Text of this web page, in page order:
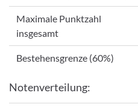
Maximale Punktzahl
insgesamt
Bestehensgrenze (60%)
Notenverteilung: